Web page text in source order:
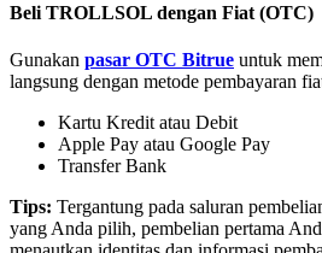
Mitra Bitrue
Beli TROLLSOL dengan Fiat (OTC)
Gunakan pasar OTC Bitrue untuk
langsung dengan metode pembayaran
Kartu Kredit atau Debit
Apple Pay atau Google Pay
Transfer Bank
Tips: Tergantung pada saluran
yang Anda pilih, pembelian pertama